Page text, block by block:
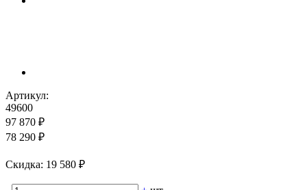
Артикул:
49600
97 870 ₽
78 290 ₽
Cкидка: 19 580 ₽